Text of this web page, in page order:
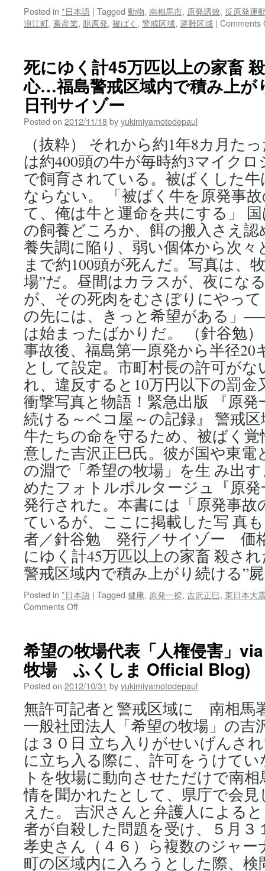
Posted in *日本語 | Tagged 動物, 南相馬市, 原発誘致, 反原発運
浪江町, 畜産業, 脱原発, 被ばく , 警戒区域, 避難区域 | Comments
死にゆく計45万匹以上の家畜
心…福島警戒区域内で積み上が
日刊サイゾー
Posted on 2012/11/18byyukimiyamotodepaul
（抜粋） それから約1年8カ月た
は約400頭の牛が毎時約3マイク
で飼育されている。被ばくした
ならない。 「被ばく牛を原発事
て、俺は牛と運命を共にする」
の飼養どころか、餌の搬入さえ
養失調に陥り、弱い個体から次
まで約100頭が死んだ。写真は、
場”だ。昼間はカラスが、夜にな
が、その死肉をむさぼりにやっ
の先には、きっと希望がある」
は始まったばかりだ。 （針谷勉
事故後、福島第一原発から半径20
として設定。市町村長の許可が
れ、違反すると10万円以下の罰
衝撃写真と物語！緊急出版 『原
続ける～ベコ屋～の記録』 警戒
牛たちの命を守るため、被ばく
意した吉沢正巳氏。彼が国や東電
の淵で「希望の牧場」を生 み出
めたフォトルポルタージュ『原
発行された。本書には「原発事故
ているが、ここに掲載した写 真
者／針谷勉 発行／サイゾー 価
にゆく計45万匹以上の家畜 殺さ
警戒区域内で積み上がり続ける”
Posted in *日本語 | Tagged 健康, 原発一揆, 吉沢正巳, 東日本大
Comments Offon
ゆ
く
計
45
万
匹
以
上
の
家
畜
殺
さ
れ
た
街、
牛、
心…
福
島
希望の牧場代表「人権侵害」
牧場 ふくしま Official Blog)
Posted on 2012/10/31 byyukimiyamotodepaul
無許可記者と警戒区域に 南相馬
一般社団法人「希望の牧場」の吉
は３０日 立ち入りがせいげんさ
に立ち入る際に、許可をうけて
トを牧場に動向させただけで南
情を聞かれたとして、県庁で会見
えた。 吉沢さんと弁護人による
者が自殺した問題を受け、５月３
孝史さん（４６）ら複数のジャ
町の区域内に入ろうとした際、